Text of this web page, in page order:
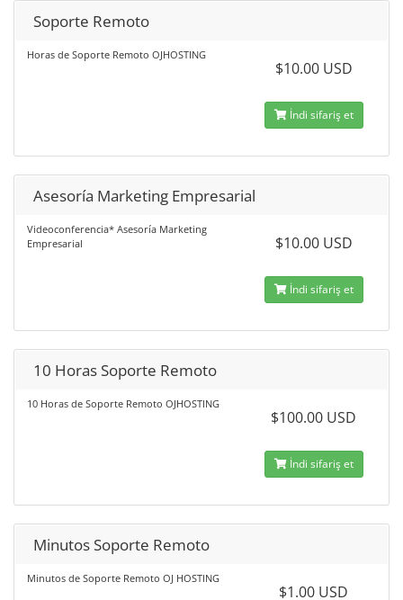
Soporte Remoto
Horas de Soporte Remoto OJHOSTING
$10.00 USD
İndi sifariş et
Asesoría Marketing Empresarial
Videoconferencia* Asesoría Marketing
Empresarial
$10.00 USD
İndi sifariş et
10 Horas Soporte Remoto
10 Horas de Soporte Remoto OJHOSTING
$100.00 USD
İndi sifariş et
Minutos Soporte Remoto
Minutos de Soporte Remoto OJ HOSTING
$1.00 USD